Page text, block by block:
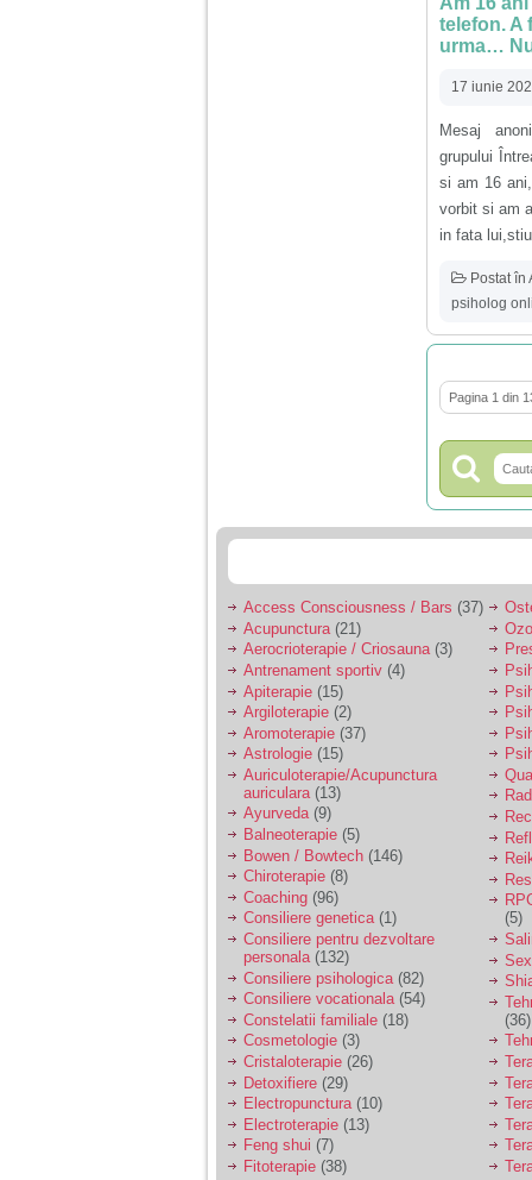
telefon. A
urma…
17 iunie
Mesaj
grupului
si am 16
vorbit si am
in fata
Postat în
psiholog
Pagina 1 din
Access Consciousness / Bars (37)
Acupunctura (21)
Aerocrioterapie / Criosauna(3)
Antrenament sportiv (4)
Apiterapie (15)
Argiloterapie (2)
Aromoterapie (37)
Astrologie (15)
Auriculoterapie/Acupunctura
auriculara (13)
Ayurveda(9)
Balneoterapie (5)
Bowen / Bowtech (146)
Chiroterapie (8)
Coaching (96)
Consiliere genetica(1)
Consiliere pentru dezvoltare
personala(132)
Consiliere psihologica (82)
Consiliere vocationala(54)
Constelatii familiale (18)
Cosmetologie (3)
Cristaloterapie (26)
Detoxifiere (29)
Electropunctura(10)
Electroterapie (13)
Feng shui (7)
Fitoterapie (38)
(5)
(36)